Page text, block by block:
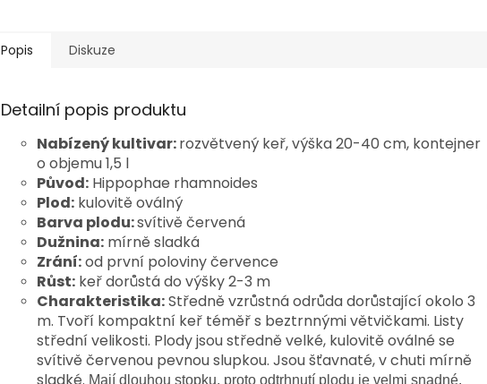
Popis Diskuze
Detailní popis produktu
Nabízený kultivar:rozvětvený keř, výška 20-40 cm, kontejner
o objemu 1,5 l
Původ: Hippophae rhamnoides
Plod: kulovitě oválný
Barva plodu:svítivě červená
Dužnina: mírně sladká
Zrání:od první poloviny července
Růst: keř dorůstá do výšky 2-3 m
Charakteristika:Středně vzrůstná odrůda dorůstající okolo 3
m. Tvoří kompaktní keř téměř s beztrnnými větvičkami. Listy
střední velikosti. Plody jsou středně velké, kulovitě oválné se
svítivě červenou pevnou slupkou. Jsou šťavnaté, v chuti mírně
Mají dlouhou stopku, proto odtrhnutí plodu je velmi snadné.